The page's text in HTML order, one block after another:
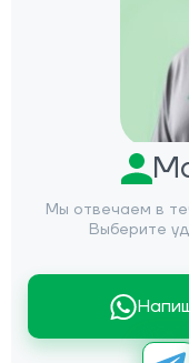
Мы отвечаем в
Выберите